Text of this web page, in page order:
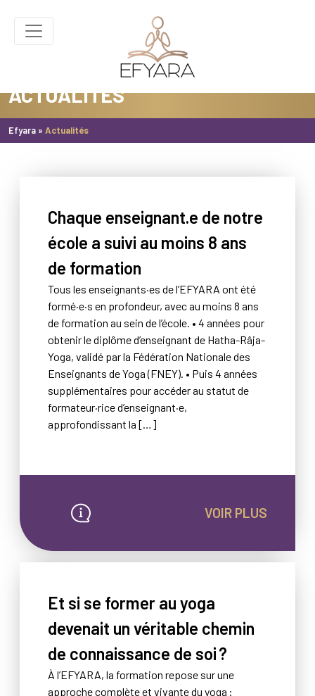
ACTUALITÉS
Efyara » Actualités
Chaque enseignant.e de notre
école a suivi au moins 8 ans
de formation
Tous les enseignants·es de l’EFYARA ont été
formé·e·s en profondeur, avec au moins 8 ans
de formation au sein de l’école. • 4 années pour
obtenir le diplôme d’enseignant de Hatha-Râja-
Yoga, validé par la Fédération Nationale des
Enseignants de Yoga (FNEY). • Puis 4 années
supplémentaires pour accéder au statut de
formateur·rice d’enseignant·e,
approfondissant la […]
VOIR PLUS
Et si se former au yoga
devenait un véritable chemin
de connaissance de soi ?
À l’EFYARA, la formation repose sur une
approche complète et vivante du yoga :